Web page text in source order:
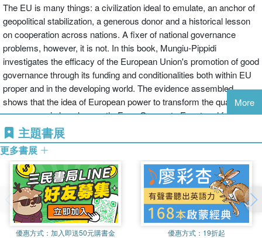
The EU is many things: a civilization ideal to emulate, an anchor of
geopolitical stabilization, a generous donor and a historical lesson
on cooperation across nations. A fixer of national governance
problems, however, it is not. In this book, Mungiu-Pippidi
investigates the efficacy of the European Union's promotion of good
governance through its funding and conditionalities both within EU
proper and in the developing world. The evidence assembled
shows that the idea of European power to transform the quality of
governance is largely a myth. From Greece to Egypt and from
Kosovo to Turkey, EU interventions in favour of good governance
and anti-corruption policy have failed so far to trigger the domestic
political dynamic needed to ensure sustainable change. Mungiu-
Pippidi explores how we can better bridge the gap between the
Europe of treaties and the reality of governance in Europe and
beyond. This book will interest students and scholars of
comparative politics, European politics, and development studies,
particularly those examining governance and corruption.
More
主題書展
更多書展
優惠方式： 加入即送50元購書金 優惠方式： 19折起